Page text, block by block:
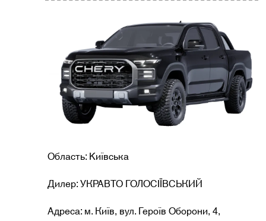
Область: Kиївська
Дилер: УКРАВТО ГОЛОСІЇВСЬКИЙ
Адреса: м. Київ, вул. Героїв Оборони, 4,